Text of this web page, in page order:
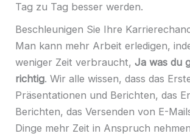
Tag zu Tag besser werden.
Beschleunigen Sie Ihre
Man kann mehr Arbeit erledigen,
weniger Zeit verbraucht, Ja was du
richtig. Wir alle wissen, dass das
Präsentationen und Berichten, das
Berichten, das Versenden von E-
Dinge mehr Zeit in Anspruch